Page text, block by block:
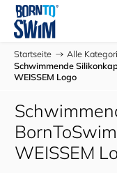
Startseite / Alle
Schwimmende
WEISSEM Logo
WEISSEM